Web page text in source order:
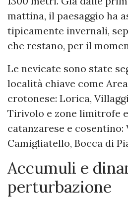
mattina, il paesaggio ha
tipicamente invernali,
che restano, per il
Le nevicate sono state
località chiave come
crotonese: Lorica,
Tirivolo e zone limitrofe
catanzarese e cosentino:
Camigliatello, Bocca di
Accumuli e
perturbazione